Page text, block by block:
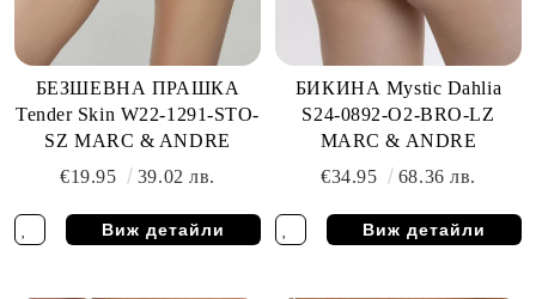
БЕЗШЕВНА ПРАШКА
Tender Skin W22-1291-STO-
SZ MARC & ANDRE
€19.95
39.02 лв.
Виж детайли
БИКИНА Mystic Dahlia
S24-0892-O2-BRO-LZ
MARC & ANDRE
€34.95
68.36 лв.
Виж детайли